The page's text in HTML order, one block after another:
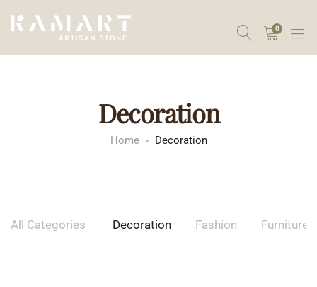
0
Decoration
Home Decoration
All Categories Decoration Fashion Furniture